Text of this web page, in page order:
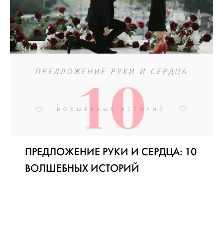
ПРЕДЛОЖЕНИЕ РУКИ И СЕРДЦА: 10
ВОЛШЕБНЫХ ИСТОРИЙ